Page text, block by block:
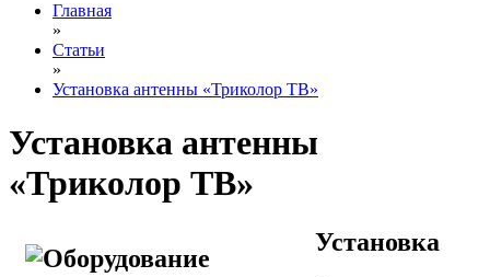
Главная
»
Статьи
»
Установка антенны «Триколор ТВ»
Установка антенны
«Триколор ТВ»
Установка